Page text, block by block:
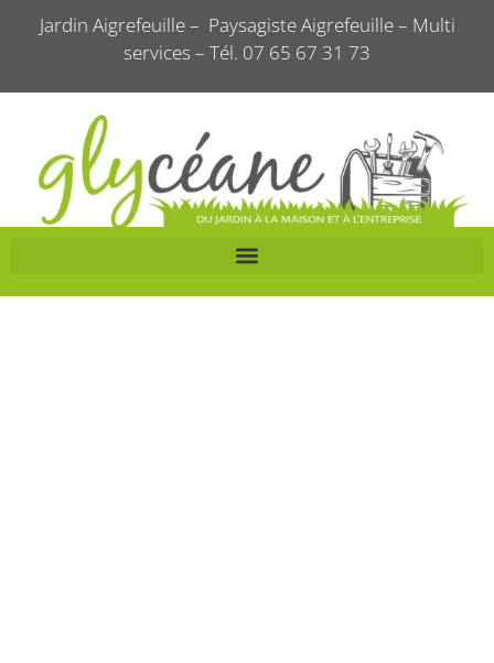
Jardin Aigrefeuille – Paysagiste Aigrefeuille – Multi
services – Tél. 07 65 67 31 73